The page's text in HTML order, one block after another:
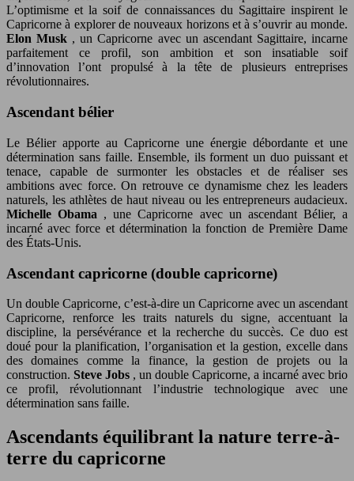
L’optimisme et la soif de connaissances du Sagittaire inspirent le
Capricorne à explorer de nouveaux horizons et à s’ouvrir au monde.
Elon Musk , un Capricorne avec un ascendant Sagittaire, incarne
parfaitement ce profil, son ambition et son insatiable soif
d’innovation l’ont propulsé à la tête de plusieurs entreprises
révolutionnaires.
Ascendant bélier
Le Bélier apporte au Capricorne une énergie débordante et une
détermination sans faille. Ensemble, ils forment un duo puissant et
tenace, capable de surmonter les obstacles et de réaliser ses
ambitions avec force. On retrouve ce dynamisme chez les leaders
naturels, les athlètes de haut niveau ou les entrepreneurs audacieux.
Michelle Obama , une Capricorne avec un ascendant Bélier, a
incarné avec force et détermination la fonction de Première Dame
des États-Unis.
Ascendant capricorne (double capricorne)
Un double Capricorne, c’est-à-dire un Capricorne avec un ascendant
Capricorne, renforce les traits naturels du signe, accentuant la
discipline, la persévérance et la recherche du succès. Ce duo est
doué pour la planification, l’organisation et la gestion, excelle dans
des domaines comme la finance, la gestion de projets ou la
construction. Steve Jobs , un double Capricorne, a incarné avec brio
ce profil, révolutionnant l’industrie technologique avec une
détermination sans faille.
Ascendants équilibrant la nature terre-à-
terre du capricorne